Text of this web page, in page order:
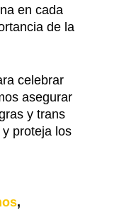
en cada
de la
celebrar
asegurar
y trans
proteja los
,